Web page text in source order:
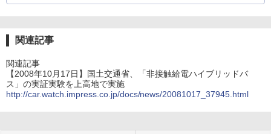
関連記事
関連記事
【2008年10月17日】国土交通省、「非接触給電ハイブリッドバ
ス」の実証実験を上高地で実施
http://car.watch.impress.co.jp/docs/news/20081017_37945.html